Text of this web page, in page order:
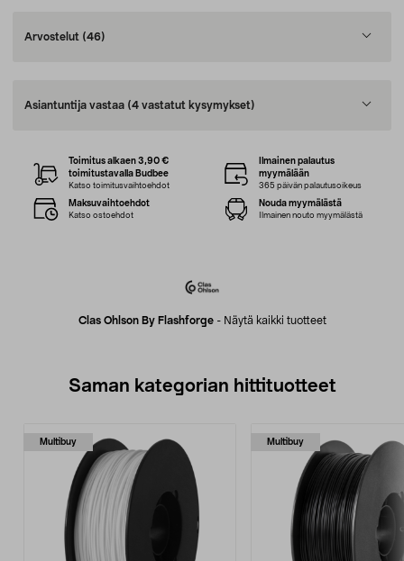
Arvostelut (46)
Asiantuntija vastaa (4 vastatut kysymykset)
Clas Ohlson By Flashforge- Näytä kaikki tuotteet
Toimitus alkaen 3,90 €
toimitustavalla Budbee
Katso toimitusvaihtoehdot
Ilmainen palautus
myymälään
365 päivän palautusoikeus
Maksuvaihtoehdot
Katso ostoehdot
Nouda myymälästä
Ilmainen nouto myymälästä
Saman kategorian hittituotteet
Multibuy Multibuy